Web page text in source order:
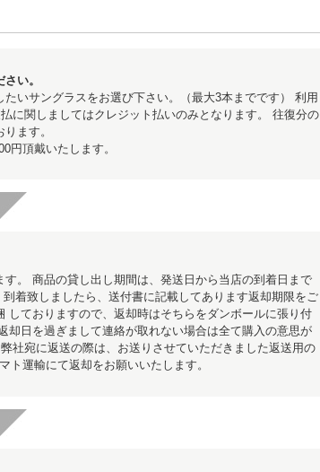
い。
いサングラスをお選び下さい。（最大3本までです） 利用
に関しましてはクレジット払いのみとなります。 往復分の
ます。
円頂戴いたします。
。 商品の貸し出し期間は、発送日から当店の到着日まで
着致しましたら、送付書に記載してあります返却期限をご
しておりますので、返却時はそちらをダンボールに張り付
却日を過ぎまして連絡が取れない場合は全て購入の意思が
社宛に返送の際は、お送りさせていただきました返送用の
ト運輸にて返却をお願いいたします。